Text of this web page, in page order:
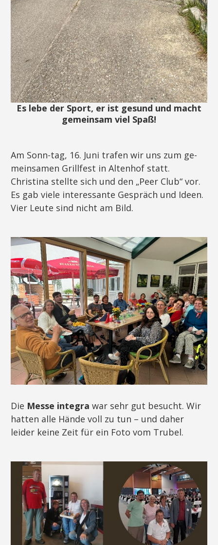
Es lebe der Sport, er ist gesund und macht
gemeinsam viel Spaß!
Am Sonn-tag, 16. Juni trafen wir uns zum ge-
meinsamen Grillfest in Altenhof statt.
Christina stellte sich und den „Peer Club“ vor.
Es gab viele interessante Gespräch und Ideen.
Vier Leute sind nicht am Bild.
Die Messe integrawar sehr gut besucht. Wir
hatten alle Hände voll zu tun – und daher
leider keine Zeit für ein Foto vom Trubel.